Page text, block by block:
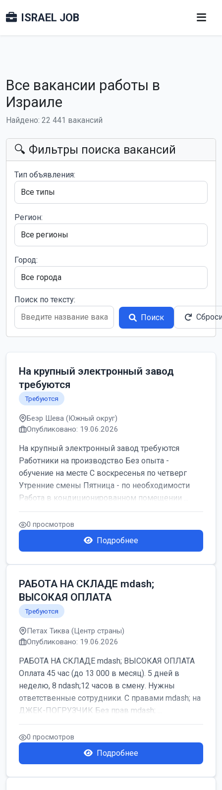
ISRAEL JOB
Все вакансии работы в
Израиле
Найдено: 22 441 вакансий
🔍 Фильтры поиска вакансий
Тип объявления:
Регион:
Город:
Поиск по тексту:
Поиск
На крупный электронный завод
требуются
Требуются
Беэр Шева (Южный округ)
Опубликовано: 19.06.2026
На крупный электронный завод требуются
Работники на производство Без опыта -
обучение на месте С воскресенья по четверг
Утренние смены Пятница - по необходимости
Работа в кондиционированном помещении ...
0 просмотров
Подробнее
РАБОТА НА СКЛАДЕ mdash;
ВЫСОКАЯ ОПЛАТА
Требуются
Петах Тиква (Центр страны)
Опубликовано: 19.06.2026
РАБОТА НА СКЛАДЕ mdash; ВЫСОКАЯ ОПЛАТА
Оплата 45 час (до 13 000 в месяц). 5 дней в
неделю, 8 ndash;12 часов в смену. Нужны
ответственные сотрудники. С правами mdash; на
ДЖЕК-ПОГРУЗЧИК Без прав mdash; ...
0 просмотров
Подробнее